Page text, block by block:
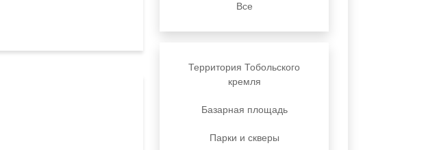
Все
Территория Тобольского
кремля
Базарная площадь
Парки и скверы